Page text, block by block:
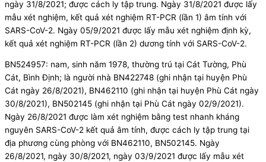
ngày 31/8/2021; được cách ly tập trung. Ngày 31/8/2021 được lấy
mẫu xét nghiệm, kết quả xét nghiệm RT-PCR (lần 1) âm tính với
SARS-CoV-2. Ngày 05/9/2021 được lấy mẫu xét nghiệm định kỳ,
kết quả xét nghiệm RT-PCR (lần 2) dương tính với SARS-CoV-2.
BN524957: nam, sinh năm 1978, thường trú tại Cát Tường, Phù
Cát, Bình Định; là người nhà BN422748 (ghi nhận tại huyện Phù
Cát ngày 26/8/2021), BN462110 (ghi nhận tại huyện Phù Cát ngày
30/8/2021), BN502145 (ghi nhận tại Phù Cát ngày 02/9/2021).
Ngày 26/8/2021 được làm xét nghiệm bằng test nhanh kháng
nguyên SARS-CoV-2 kết quả âm tính, được cách ly tập trung tại
địa phương cùng phòng với BN462110, BN502145. Ngày
26/8/2021, ngày 30/8/2021, ngày 03/9/2021 được lấy mẫu xét